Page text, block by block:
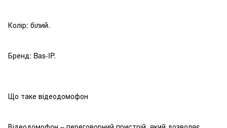
Колір: білий.
Бренд: Bas-IP.
Що таке відеодомофон